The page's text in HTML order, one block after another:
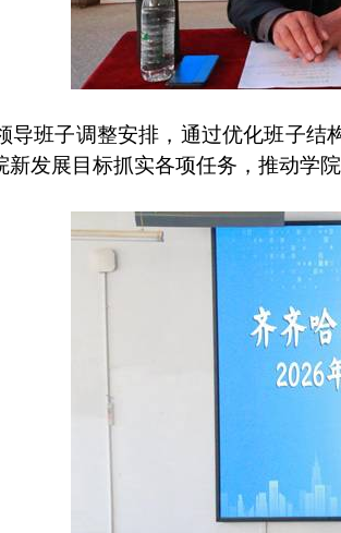
班子调整安排，通过优化班子
发展目标抓实各项任务，推动学院